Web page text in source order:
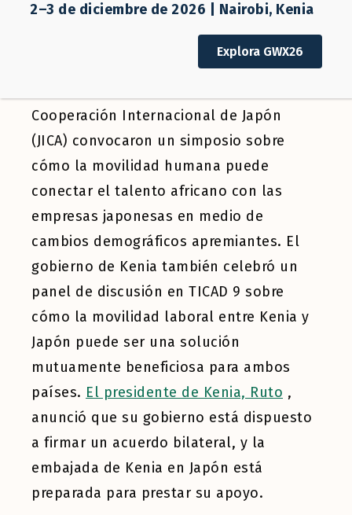
trayectoria económica de Japón, con la
movilidad laboral como puente. La
Organización Internacional para las
Cooperación Internacional de Japón
(JICA) convocaron un simposio sobre
cómo la movilidad humana puede
conectar el talento africano con las
empresas japonesas en medio de
cambios demográficos apremiantes. El
gobierno de Kenia también celebró un
panel de discusión en TICAD 9 sobre
cómo la movilidad laboral entre Kenia y
Japón puede ser una solución
mutuamente beneficiosa para ambos
países. El presidente de Kenia, Ruto ,
anunció que su gobierno está dispuesto
a firmar un acuerdo bilateral, y la
embajada de Kenia en Japón está
preparada para prestar su apoyo.
2–3 de diciembre de 2026 | Nairobi, Kenia
Explora GWX26